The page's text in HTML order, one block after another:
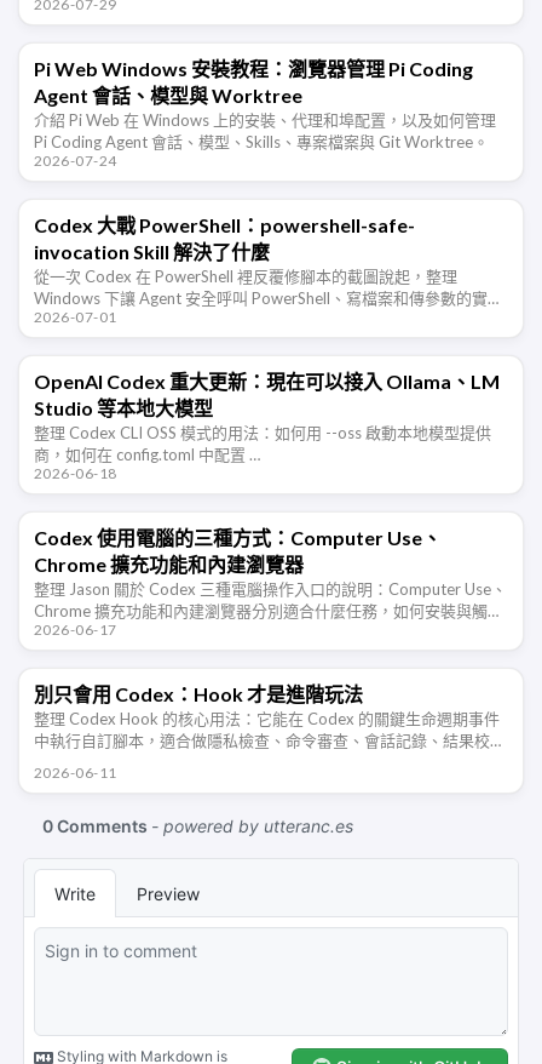
報、成本與許可權排查。
2026-07-29
Pi Web Windows 安裝教程：瀏覽器管理 Pi Coding
Agent 會話、模型與 Worktree
介紹 Pi Web 在 Windows 上的安裝、代理和埠配置，以及如何管理
Pi Coding Agent 會話、模型、Skills、專案檔案與 Git Worktree。
2026-07-24
Codex 大戰 PowerShell：powershell-safe-
invocation Skill 解決了什麼
從一次 Codex 在 PowerShell 裡反覆修腳本的截圖說起，整理
Windows 下讓 Agent 安全呼叫 PowerShell、寫檔案和傳參數的實用
規則。
2026-07-01
OpenAI Codex 重大更新：現在可以接入 Ollama、LM
Studio 等本地大模型
整理 Codex CLI OSS 模式的用法：如何用 --oss 啟動本地模型提供
商，如何在 config.toml 中配置 …
2026-06-18
Codex 使用電腦的三種方式：Computer Use、
Chrome 擴充功能和內建瀏覽器
整理 Jason 關於 Codex 三種電腦操作入口的說明：Computer Use、
Chrome 擴充功能和內建瀏覽器分別適合什麼任務，如何安裝與觸
發，以及 Appshots 如何提供上下文。
2026-06-17
別只會用 Codex：Hook 才是進階玩法
整理 Codex Hook 的核心用法：它能在 Codex 的關鍵生命週期事件
中執行自訂腳本，適合做隱私檢查、命令審查、會話記錄、結果校驗
2026-06-11